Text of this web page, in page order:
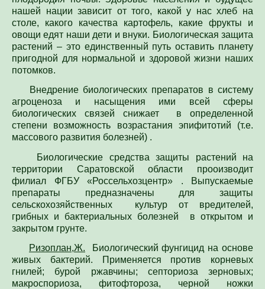
Для определения
Специалист филиала по
выдачей рекомендаций по
нашей нации зависит от того, какой у нас хлеб на
столе, какого качества картофель, какие фрукты и
овощи едят наши дети и внуки. Биологическая защита
растений – это единственный путь оставить планету
пригодной для нормальной и здоровой жизни наших
потомков.
Внедрение биологических препаратов в систему
агроценоза и насыщения ими всей сферы
биологических связей снижает в определенной
степени возможность возрастания эпифитотий (т.е.
массового развития болезней) .
Биологические средства защиты растений на
территории Саратовской области прооизводит
филиал ФГБУ «Россельхозцентр» . Выпускаемые
препараты предназначены для защиты
сельскохозяйственных культур от вредителей,
грибных и бактериальных болезней в открытом и
закрытом грунте.
Ризоплан,Ж.
Биологический фунгицид на основе
живых бактерий. Применяется против корневых
гнилей; бурой ржавчины; септориоза зерновых;
макроспориоза, фитофтороза, черной ножки